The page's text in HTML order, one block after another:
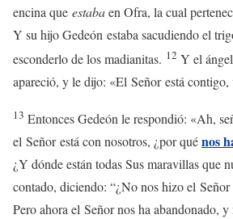
encina que estabaen Ofra, la cual
Y su hijo Gedeón estaba sacudiendo el
esconderlo de los madianitas. 12 Y el
apareció, y le dijo: «El Señorestá contigo,
13 Entonces Gedeón le respondió: «Ah,
el Señorestá con nosotros, ¿por quénos
¿Y dónde están todas Sus maravillas que
contado, diciendo: “¿No nos hizo el Señor
Pero ahora el Señornos ha abandonado, y